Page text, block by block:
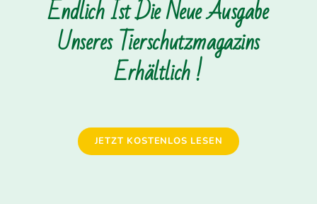
Endlich Ist Die Neue Ausgabe
Unseres Tierschutzmagazins
Erhältlich !
JETZT KOSTENLOS LESEN